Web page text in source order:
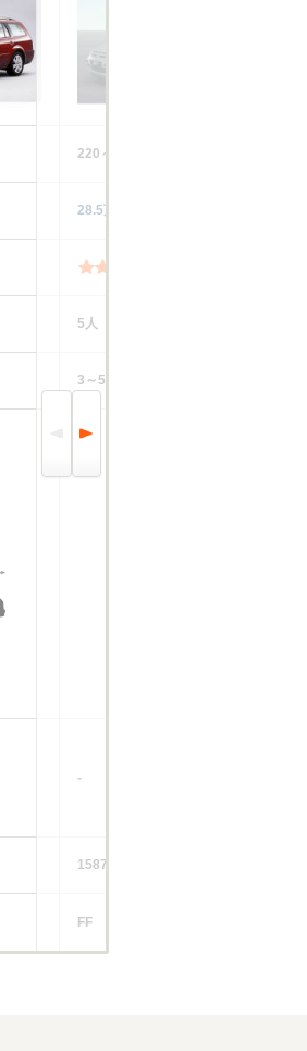
220～323万円
28.5万円
5人
3～5ドア
-
1587～1997cc
FF